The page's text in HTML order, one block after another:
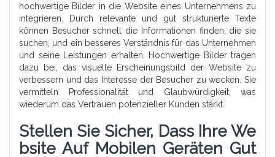
hochwertige Bilder in die Website eines Unternehmens zu
integrieren. Durch relevante und gut strukturierte Texte
können Besucher schnell die Informationen finden, die sie
suchen, und ein besseres Verständnis für das Unternehmen
und seine Leistungen erhalten. Hochwertige Bilder tragen
dazu bei, das visuelle Erscheinungsbild der Website zu
verbessern und das Interesse der Besucher zu wecken. Sie
vermitteln Professionalität und Glaubwürdigkeit, was
wiederum das Vertrauen potenzieller Kunden stärkt.
Stellen Sie Sicher, Dass Ihre We
Bsite Auf Mobilen Geräten Gut